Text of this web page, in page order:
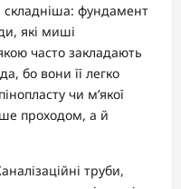
складніша: фундамент
які миші
часто закладають
бо вони її легко
чи м’якої
проходом, а й
труби,